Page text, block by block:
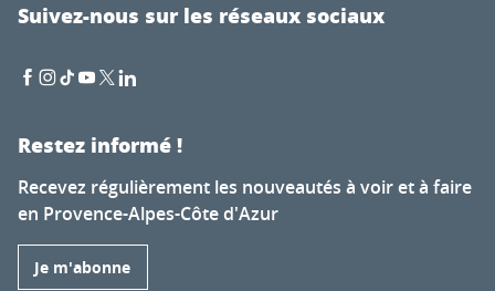
Suivez-nous sur les réseaux sociaux
Restez informé !
Recevez régulièrement les nouveautés à voir et à faire
en Provence-Alpes-Côte d'Azur
Je m'abonne